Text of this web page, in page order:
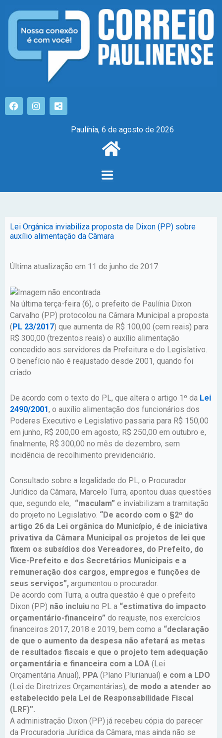
Paulínia, 6 de agosto de 2026
Lei Orgânica inviabiliza proposta de Dixon (PP) sobre
auxílio alimentação da Câmara
Última atualização em 11 de junho de 2017
Na última terça-feira (6), o prefeito de Paulínia Dixon
Carvalho (PP) protocolou na Câmara Municipal a proposta
(PL 23/2017) que aumenta de R$ 100,00 (cem reais) para
R$ 300,00 (trezentos reais) o auxílio alimentação
concedido aos servidores da Prefeitura e do Legislativo.
O benefício não é reajustado desde 2001, quando foi
criado.
De acordo com o texto do PL, que altera o artigo 1º da Lei
2490/2001, o auxílio alimentação dos funcionários dos
Poderes Executivo e Legislativo passaria para R$ 150,00
em junho, R$ 200,00 em agosto, R$ 250,00 em outubro e,
finalmente, R$ 300,00 no mês de dezembro, sem
incidência de recolhimento previdenciário.
Consultado sobre a legalidade do PL, o Procurador
Jurídico da Câmara, Marcelo Turra, apontou duas questões
que, segundo ele, “maculam” e inviabilizam a tramitação
do projeto no Legislativo. “De acordo com o §2º do
artigo 26 da Lei orgânica do Município, é de iniciativa
privativa da Câmara Municipal os projetos de lei que
fixem os subsídios dos Vereadores, do Prefeito, do
Vice-Prefeito e dos Secretários Municipais e a
remuneração dos cargos, empregos e funções de
seus serviços”, argumentou o procurador.
De acordo com Turra, a outra questão é que o prefeito
Dixon (PP) não incluiu no PL a “estimativa do impacto
orçamentário-financeiro” do reajuste, nos exercícios
financeiros 2017, 2018 e 2019, bem como a “declaração
de que o aumento da despesa não afetará as metas
de resultados fiscais e que o projeto tem adequação
orçamentária e financeira com a LOA (Lei
Orçamentária Anual), PPA (Plano Plurianual) e com a LDO
(Lei de Diretrizes Orçamentárias), de modo a atender ao
estabelecido pela Lei de Responsabilidade Fiscal
(LRF)”.
A administração Dixon (PP) já recebeu cópia do parecer
da Procuradoria Jurídica da Câmara, mas ainda não se